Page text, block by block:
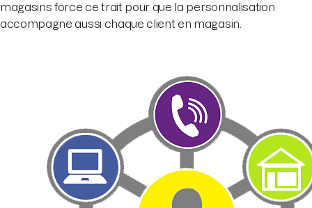
magasins force ce trait pour que la personnalisation
accompagne aussi chaque client en magasin.